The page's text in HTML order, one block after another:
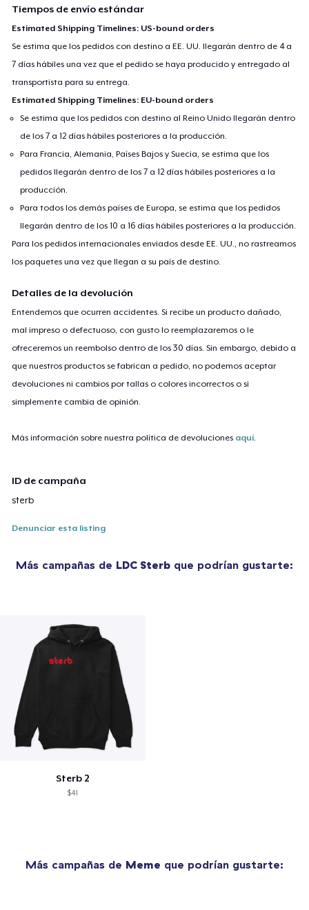
Tiempos de envío estándar
Estimated Shipping Timelines: US-bound orders
Se estima que los pedidos con destino a EE. UU. llegarán dentro de 4 a
7 días hábiles una vez que el pedido se haya producido y entregado al
transportista para su entrega.
Estimated Shipping Timelines: EU-bound orders
Se estima que los pedidos con destino al Reino Unido llegarán dentro
de los 7 a 12 días hábiles posteriores a la producción.
Para Francia, Alemania, Países Bajos y Suecia, se estima que los
pedidos llegarán dentro de los 7 a 12 días hábiles posteriores a la
producción.
Para todos los demás países de Europa, se estima que los pedidos
llegarán dentro de los 10 a 16 días hábiles posteriores a la producción.
Para los pedidos internacionales enviados desde EE. UU., no rastreamos
los paquetes una vez que llegan a su país de destino.
Detalles de la devolución
Entendemos que ocurren accidentes. Si recibe un producto dañado,
mal impreso o defectuoso, con gusto lo reemplazaremos o le
ofreceremos un reembolso dentro de los 30 días. Sin embargo, debido a
que nuestros productos se fabrican a pedido, no podemos aceptar
devoluciones ni cambios por tallas o colores incorrectos o si
simplemente cambia de opinión.
Más información sobre nuestra política de devoluciones aquí
ID de campaña
sterb
Denunciar esta listing
Más campañas de LDC Sterb que podrían gustarte:
Sterb 2
$41
Más campañas de Meme que podrían gustarte: